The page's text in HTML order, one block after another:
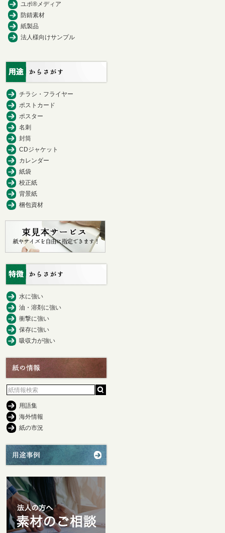
ユポ®メディア
防錆素材
紙製品
法人様向けサンプル
チラシ・フライヤー
ポストカード
ポスター
名刺
封筒
CDジャケット
カレンダー
紙袋
校正紙
背景紙
梱包資材
水に強い
油・溶剤に強い
衝撃に強い
保存に強い
吸収力が強い
用語集
海外情報
紙の市況